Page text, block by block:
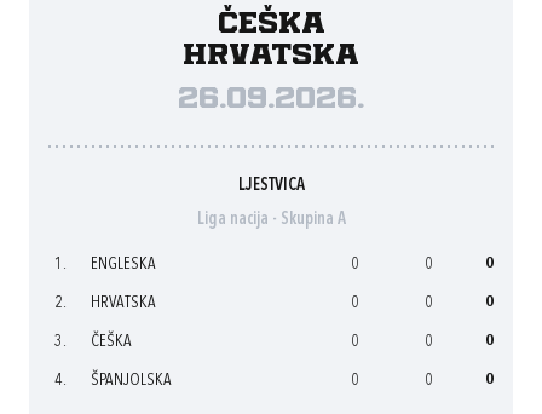
Češka
Hrvatska
26.09.2026.
LJESTVICA
Liga nacija - Skupina A
1. ENGLESKA 0 0 0
2. HRVATSKA 0 0 0
3. ČEŠKA 0 0 0
4. ŠPANJOLSKA 0 0 0